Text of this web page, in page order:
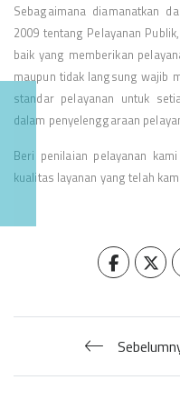
Sebagaimana diamanatkan
2009 tentang Pelayanan
baik yang memberikan
maupun tidak langsung wajib
standar pelayanan untuk
dalam penyelenggaraan
Beri penilaian pelayanan
kualitas layanan yang telah